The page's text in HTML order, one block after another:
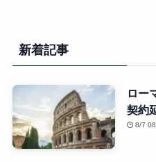
新着記事
ロー
契約
8/7